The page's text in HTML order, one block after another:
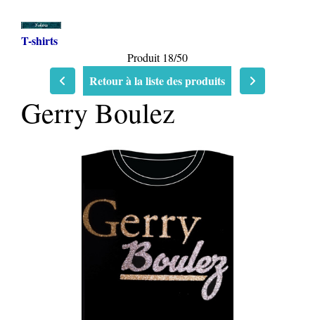
T-shirts
Produit 18/50
Retour à la liste des produits
Gerry Boulez